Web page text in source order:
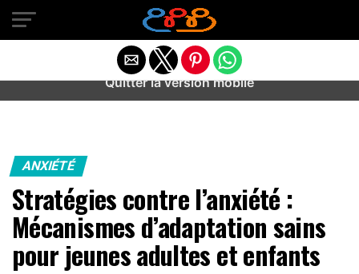
Warning
: preg_match(): Unknown modifier '/' in
/home/u589487443/domains/aideanxietestress.fr/
content/plugins/idev-post-views/includes/class-bots.php
ANXIÉTÉ
Stratégies contre l’anxiété :
Mécanismes d’adaptation sains
pour jeunes adultes et enfants
Quitter la version mobile